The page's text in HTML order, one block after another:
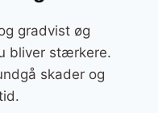
gradvist øg
bliver stærkere.
skader og